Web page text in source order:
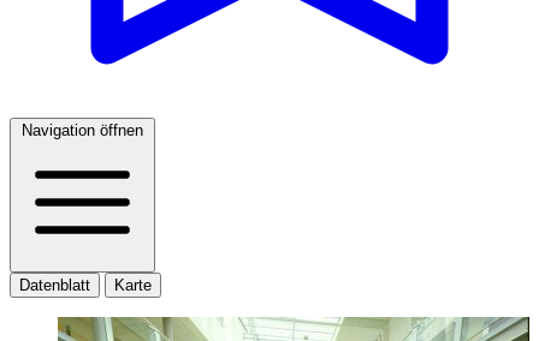
Navigation öffnen
Datenblatt Karte